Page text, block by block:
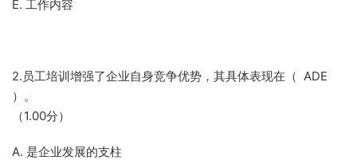
E. 工作内容
2.员工培训增强了企业自身竞争优势，其具体表现在（ ADE
）。
（1.00分）
A. 是企业发展的支柱